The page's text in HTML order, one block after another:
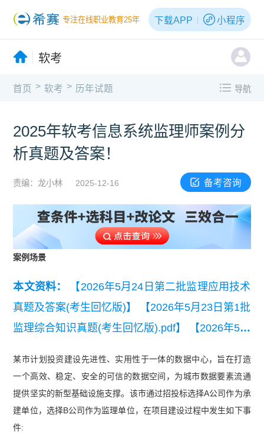
专注在线职业教育25年 下载APP 小程序
软考
首页 > 软考 > 历年试题 导航
2025年软考信息系统监理师案例分
析真题及答案！
责编：龙小林 2025-12-16 备考咨询
案例场景
本文资料：
【2026年5月24日第二批监理应用技术
真题及答案(考生回忆版)】
【2026年5月23日第1批
监理综合知识真题(考生回忆版).pdf】
【2026年5月
6年上半年信息系统监理师模考试卷（综合知
识）】 【【近6年真题】2020-2025年软考信息系
统监理师真题汇总】 【2026年上半年信息系统监
理师易混淆知识点】
某市计划投资建设先进性、实用性于一体的数据中心，旨在打造
一个高效、稳定、安全的可信的数据空间，为城市数据要素流通
提供坚实的新型基础设施支撑。该市通过招投标选择A公司作为承
建单位，选择B公司作为监理单位，在项目建设过程中发生如下事
件: